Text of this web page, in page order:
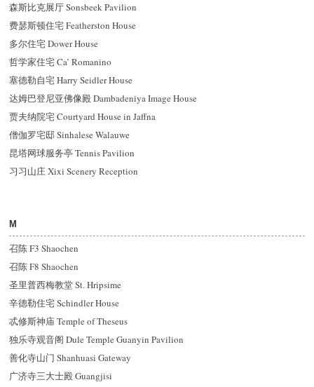
森斯比克展厅 Sonsbeek Pavilion
费瑟斯顿住宅 Featherston House
多尔住宅 Dower House
哲学家住宅 Ca’ Romanino
塞德勒自宅 Harry Seidler House
达姆巴登尼亚佛像殿 Dambadeniya Image House
贾夫纳院宅 Courtyard House in Jaffna
僧伽罗宅邸 Sinhalese Walauwe
昆塔网球服务亭 Tennis Pavilion
习习山庄 Xixi Scenery Reception
M
召陈 F3 Shaochen
召陈 F8 Shaochen
圣里普西梅教堂 St. Hripsime
辛德勒住宅 Schindler House
忒修斯神庙 Temple of Theseus
独乐寺观音阁 Dule Temple Guanyin Pavilion
善化寺山门 Shanhuasi Gateway
广济寺三大士殿 Guangjisi